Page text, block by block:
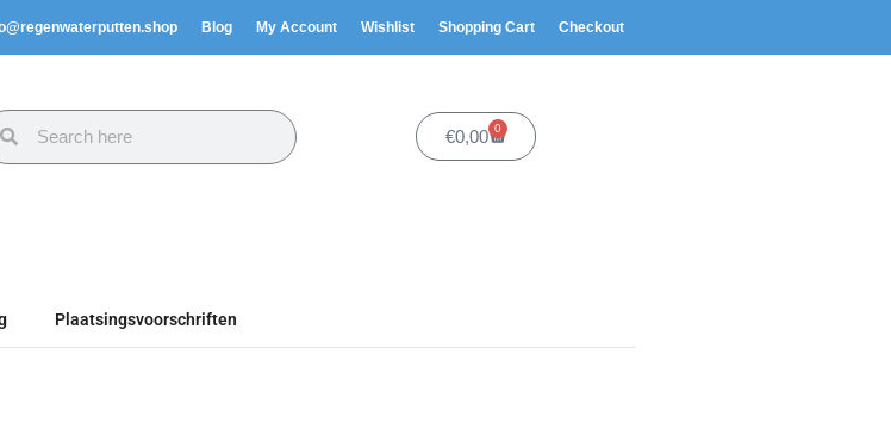
Blog My Account Wishlist Shopping Cart Checkout
€0,00 0
Plaatsingsvoorschriften